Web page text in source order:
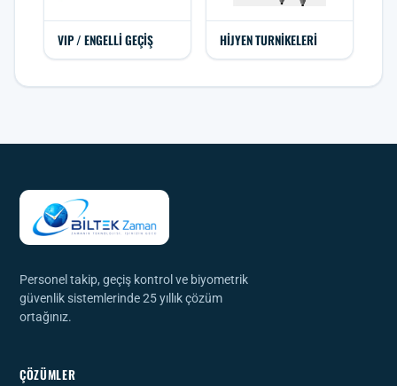
VIP / ENGELLI GEÇIŞ HIJYEN TURNIKELERI
Personel takip, geçiş kontrol ve biyometrik
güvenlik sistemlerinde 25 yıllık çözüm
ortağınız.
ÇÖZÜMLER